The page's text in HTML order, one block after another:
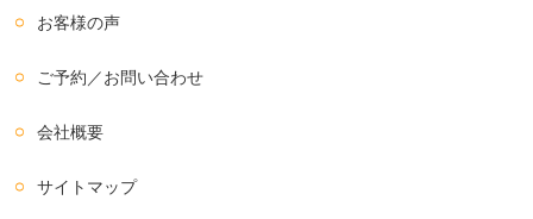
お客様の声
ご予約／お問い合わせ
会社概要
サイトマップ